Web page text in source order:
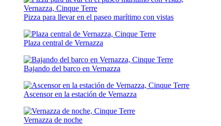
Pizza para llevar en el paseo marítimo con vistas
Plaza central de Vernazza
Bajando del barco en Vernazza
Ascensor en la estación de Vernazza
Vernazza de noche